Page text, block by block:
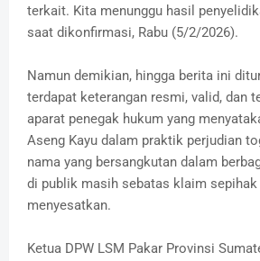
terkait. Kita menunggu hasil
saat dikonfirmasi, Rabu (5/2/2026).
Namun demikian, hingga berita ini
terdapat keterangan resmi, valid, dan
aparat penegak hukum yang
Aseng Kayu dalam praktik perjudian
nama yang bersangkutan dalam
di publik masih sebatas klaim
menyesatkan.
Ketua DPW LSM Pakar Provinsi